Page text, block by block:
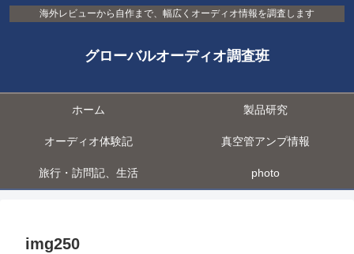
海外レビューから自作まで、幅広くオーディオ情報を調査します
グローバルオーディオ調査班
ホーム 製品研究
オーディオ体験記 真空管アンプ情報
旅行・訪問記、生活 photo
img250